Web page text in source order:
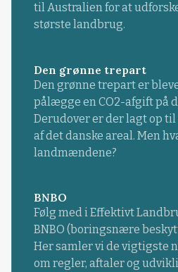
til Australien for at
største landbrug.
Den grønne trepart
Den grønne trepart er
pålægge en CO2-afgift på
Derudover er der lagt op
af det danske areal. Men
landmændene?
BNBO
Følg med i Effektivt
BNBO (boringsnære
Her samler vi de vigtigste
om regler, aftaler og